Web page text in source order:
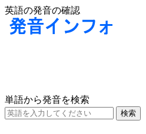
英語の発音の確認
単語から発音を検索